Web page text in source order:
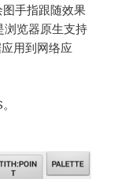
手指跟随效果
浏览器原生支持
用到网络应